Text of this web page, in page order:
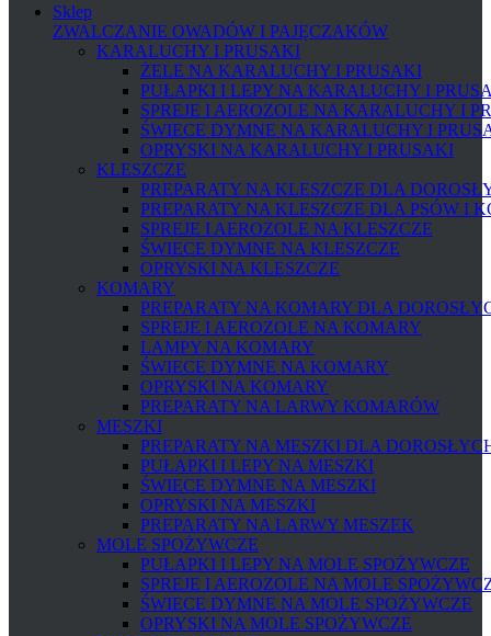
Sklep
ZWALCZANIE OWADÓW I PAJĘCZAKÓW
KARALUCHY I PRUSAKI
ŻELE NA KARALUCHY I PRUSAKI
PUŁAPKI I LEPY NA KARALUCHY I
SPREJE I AEROZOLE NA KARALUCHY I
ŚWIECE DYMNE NA KARALUCHY I
OPRYSKI NA KARALUCHY I PRUSAKI
KLESZCZE
PREPARATY NA KLESZCZE DLA
PREPARATY NA KLESZCZE DLA PSÓW I
SPREJE I AEROZOLE NA KLESZCZE
ŚWIECE DYMNE NA KLESZCZE
OPRYSKI NA KLESZCZE
KOMARY
PREPARATY NA KOMARY DLA
SPREJE I AEROZOLE NA KOMARY
LAMPY NA KOMARY
ŚWIECE DYMNE NA KOMARY
OPRYSKI NA KOMARY
PREPARATY NA LARWY KOMARÓW
MESZKI
PREPARATY NA MESZKI DLA
PUŁAPKI I LEPY NA MESZKI
ŚWIECE DYMNE NA MESZKI
OPRYSKI NA MESZKI
PREPARATY NA LARWY MESZEK
MOLE SPOŻYWCZE
PUŁAPKI I LEPY NA MOLE SPOŻYWCZE
SPREJE I AEROZOLE NA MOLE
ŚWIECE DYMNE NA MOLE SPOŻYWCZE
OPRYSKI NA MOLE SPOŻYWCZE